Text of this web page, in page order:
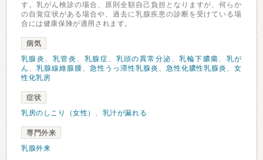
す。乳がん検診の場合、原則全額自己負担となりますが、何らか
の自覚症状がある場合や、過去に乳腺疾患の診断を受けている場
合には健康保険が適用されます。
病気
乳腺炎 、 乳管炎 、 乳腺症、 乳頭の異常分泌 、乳輪下膿瘍、 乳が
ん 、 乳腺線維腺腫、 急性うっ滞性乳腺炎 、 急性化膿性乳腺炎 、女
性化乳房
症状
乳房のしこり（女性） 、 乳汁が漏れる
専門外来
乳腺外来